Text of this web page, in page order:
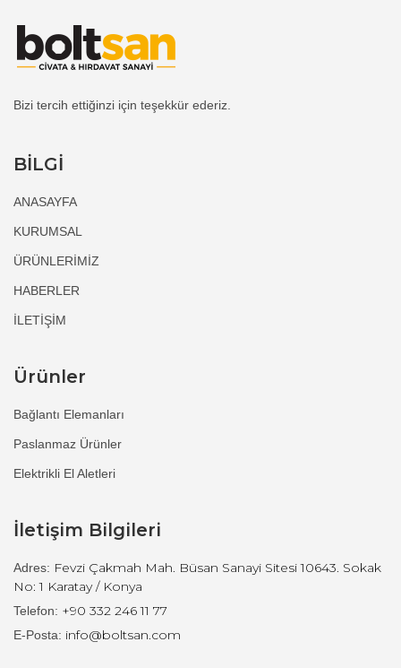
Bizi tercih ettiğinzi için teşekkür ederiz.
BİLGİ
ANASAYFA
KURUMSAL
ÜRÜNLERİMİZ
HABERLER
İLETİŞİM
Ürünler
Bağlantı Elemanları
Paslanmaz Ürünler
Elektrikli El Aletleri
İletişim Bilgileri
Adres: Fevzi Çakmah Mah. Büsan Sanayi Sitesi 10643. Sokak
No: 1 Karatay / Konya
Telefon: +90 332 246 11 77
E-Posta: info@boltsan.com